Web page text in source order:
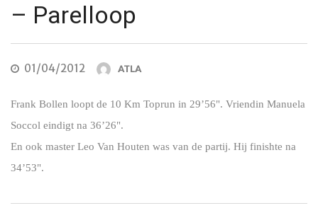
– Parelloop
01/04/2012 ATLA
Frank Bollen loopt de 10 Km Toprun in 29’56". Vriendin Manuela
Soccol eindigt na 36’26".
En ook master Leo Van Houten was van de partij. Hij finishte na
34’53".